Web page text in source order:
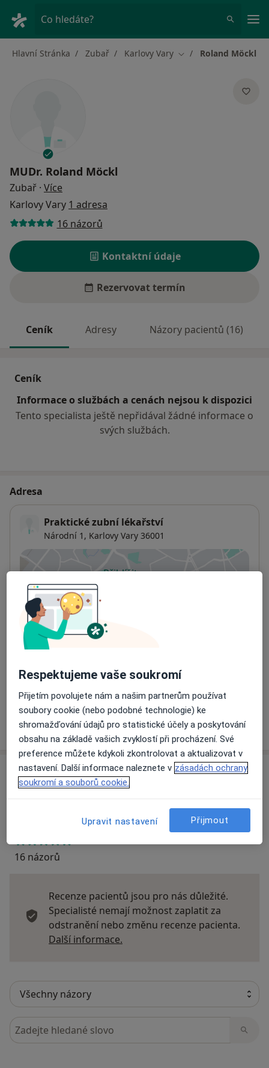
Co hledáte?
Hlavní Stránka Zubař Karlovy Vary Změna města
Roland Möckl
MUDr. Roland Möckl
Zubař · Více
Karlovy Vary 1 adresa
16 názorů
Kontaktní údaje
Rezervovat termín
Ceník Adresy Názory pacientů (16)
Ceník
Informace o službách a cenách nejsou k dispozici
Tento specialista ještě nepřidával žádné informace o
svých službách.
Adresa
Praktické zubní lékařství
Národní 1, Karlovy Vary 36001
Přiblížit mapu
Dostupnost
Na této adrese online kalendář není aktivní
Co mám v takové situaci udělat?
Na teto adrese lékař přijímá pacienty na pojišťovnu
Detaily
Víceo adrese
Názory
16 názorů
Recenze pacientů jsou pro nás důležité.
Specialisté nemají možnost zaplatit za
odstranění nebo změnu recenze pacienta.
Další informace.
Hledejte v názorech
Respektujeme vaše soukromí
Přijetím povolujete nám a našim partnerům používat
soubory cookie (nebo podobné technologie) ke
shromažďování údajů pro statistické účely a poskytování
obsahu na základě vašich zvyklostí při procházení. Své
preference můžete kdykoli zkontrolovat a aktualizovat v
nastavení. Další informace naleznete v zásadách ochrany
soukromí a souborů cookie.
Upravit nastavení Přijmout